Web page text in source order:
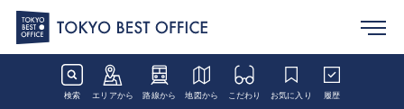
検索 エリアから 路線から 地図から こだわり お気に入り 履歴